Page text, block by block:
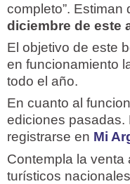
completo”. Estiman
diciembre de este
El objetivo de este
en funcionamiento
todo el año.
En cuanto al
ediciones pasadas.
registrarse en Mi
Contempla la venta
turísticos